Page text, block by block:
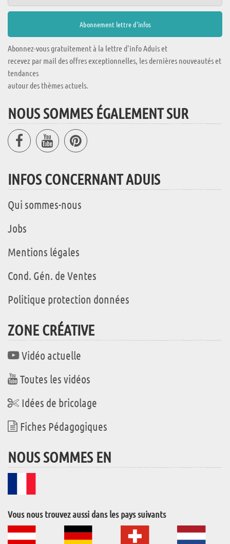
Abonnez-vous gratuitement à la lettre d'info Aduis et
recevez par mail des offres exceptionnelles, les dernières nouveautés et
tendances
autour des thèmes actuels.
NOUS SOMMES ÉGALEMENT SUR
INFOS CONCERNANT ADUIS
Qui sommes-nous
Jobs
Mentions légales
Cond. Gén. de Ventes
Politique protection données
ZONE CRÉATIVE
Vidéo actuelle
Toutes les vidéos
Idées de bricolage
Fiches Pédagogiques
NOUS SOMMES EN
Vous nous trouvez aussi dans les pays suivants